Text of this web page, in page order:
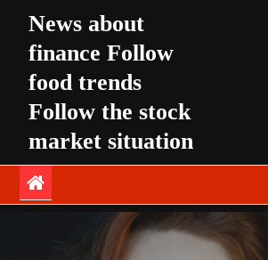
content
News about
finance Follow
food trends
Follow the stock
market situation